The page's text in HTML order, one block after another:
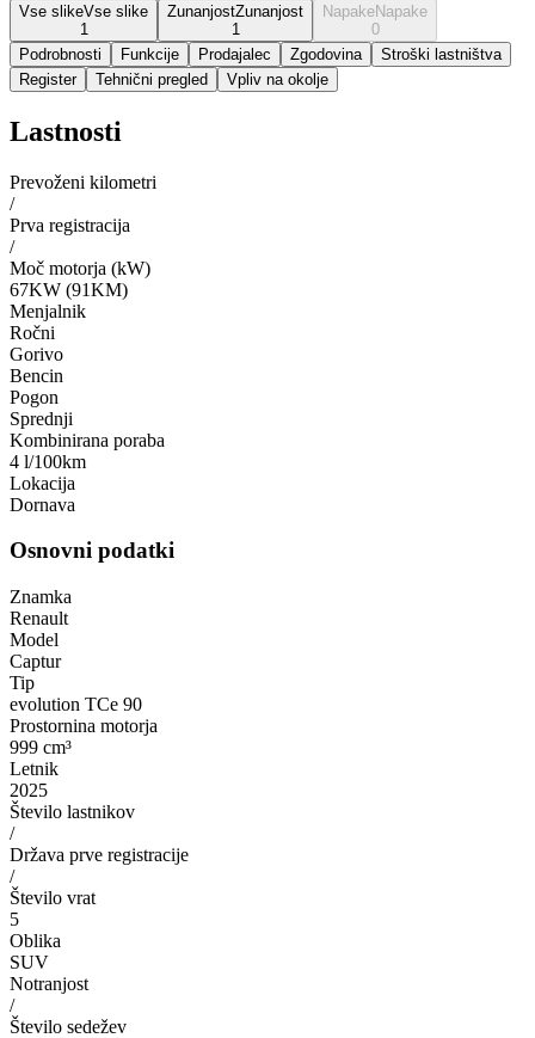
Vse slikeVse slike
1
ZunanjostZunanjost
1
NapakeNapake
0
Podrobnosti
Funkcije Prodajalec Zgodovina
Stroški lastništva
Register
Tehnični pregled Vpliv na okolje
Lastnosti
Prevoženi kilometri
/
Prva registracija
/
Moč motorja (kW)
67KW (91KM)
Menjalnik
Ročni
Gorivo
Bencin
Pogon
Sprednji
Kombinirana poraba
4 l/100km
Lokacija
Dornava
Osnovni podatki
Znamka
Renault
Model
Captur
Tip
evolution TCe 90
Prostornina motorja
999 cm³
Letnik
2025
Število lastnikov
/
Država prve registracije
/
Število vrat
5
Oblika
SUV
Notranjost
/
Število sedežev